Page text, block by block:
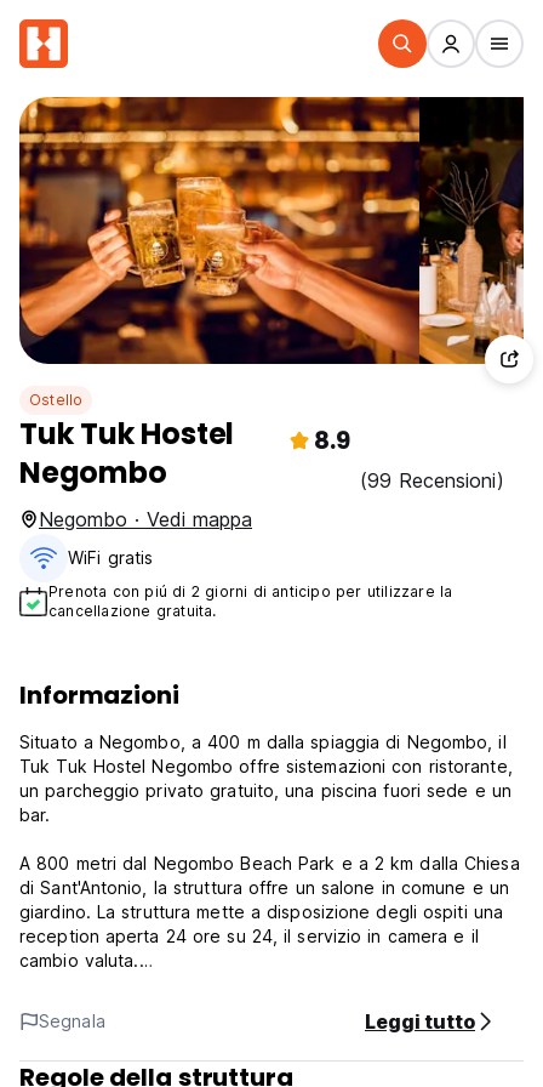
Ostello
Tuk Tuk Hostel
Negombo
8.9
(99 Recensioni)
Negombo · Vedi mappa
WiFi gratis
Prenota con piú di 2 giorni di anticipo per utilizzare la
cancellazione gratuita.
Informazioni
Situato a Negombo, a 400 m dalla spiaggia di Negombo, il
Tuk Tuk Hostel Negombo offre sistemazioni con ristorante,
un parcheggio privato gratuito, una piscina fuori sede e un
bar.
A 800 metri dal Negombo Beach Park e a 2 km dalla Chiesa
di Sant'Antonio, la struttura offre un salone in comune e un
giardino. La struttura mette a disposizione degli ospiti una
reception aperta 24 ore su 24, il servizio in camera e il
cambio valuta.
Tutte le camere dell'ostello sono dotate di aria
condizionata e bagno in comune.
Il Maris Stella College dista 4 km dal Tuk Tuk Hostel
Segnala Leggi tutto
Regole della struttura